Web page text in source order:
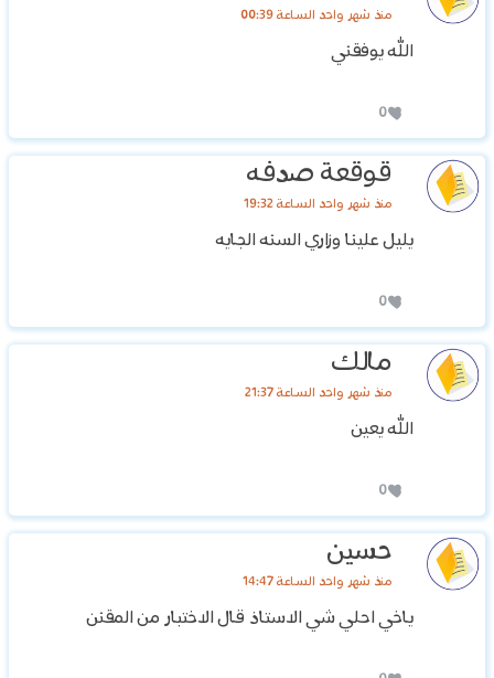
منذ شهر واحد الساعة 00:39
الله يوفقني
0
قوقعة صدفه
منذ شهر واحد الساعة 19:32
يليل علينا وزاري السنه الجايه
0
مالك
منذ شهر واحد الساعة 21:37
الله يعين
0
حسين
منذ شهر واحد الساعة 14:47
ياخي احلي شي الاستاذ قال الاختبار من المقنن